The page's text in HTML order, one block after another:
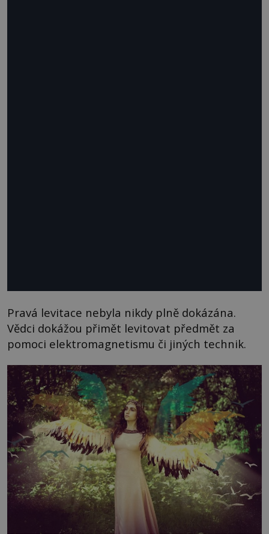
Pravá levitace nebyla nikdy plně dokázána.
Vědci dokážou přimět levitovat předmět za
pomoci elektromagnetismu či jiných technik.